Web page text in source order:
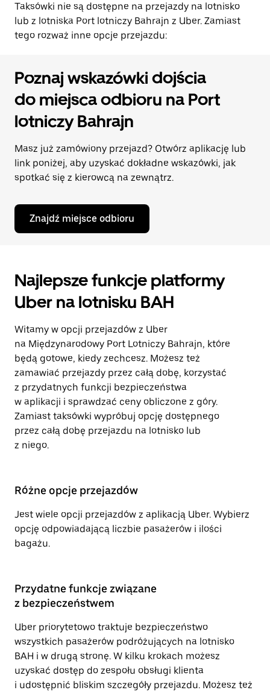
Taksówki nie są dostępne na przejazdy na lotnisko
lub z lotniska Port lotniczy Bahrajn z Uber. Zamiast
tego rozważ inne opcje przejazdu:
Poznaj wskazówki dojścia
do miejsca odbioru na Port
lotniczy Bahrajn
Masz już zamówiony przejazd? Otwórz aplikację lub
link poniżej, aby uzyskać dokładne wskazówki, jak
spotkać się z kierowcą na zewnątrz.
Znajdź miejsce odbioru
Najlepsze funkcje platformy
Uber na lotnisku BAH
Witamy w opcji przejazdów z Uber
na Międzynarodowy Port Lotniczy Bahrajn, które
będą gotowe, kiedy zechcesz. Możesz też
zamawiać przejazdy przez całą dobę, korzystać
z przydatnych funkcji bezpieczeństwa
w aplikacji i sprawdzać ceny obliczone z góry.
Zamiast taksówki wypróbuj opcję dostępnego
przez całą dobę przejazdu na lotnisko lub
z niego.
Różne opcje przejazdów
Jest wiele opcji przejazdów z aplikacją Uber. Wybierz
opcję odpowiadającą liczbie pasażerów i ilości
bagażu.
Przydatne funkcje związane
z bezpieczeństwem
Uber priorytetowo traktuje bezpieczeństwo
wszystkich pasażerów podróżujących na lotnisko
BAH i w drugą stronę. W kilku krokach możesz
uzyskać dostęp do zespołu obsługi klienta
i udostępnić bliskim szczegóły przejazdu. Możesz też